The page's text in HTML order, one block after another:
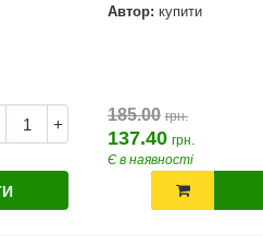
+
Автор: купити
185.00 грн.
137.40 грн.
Є в наявності